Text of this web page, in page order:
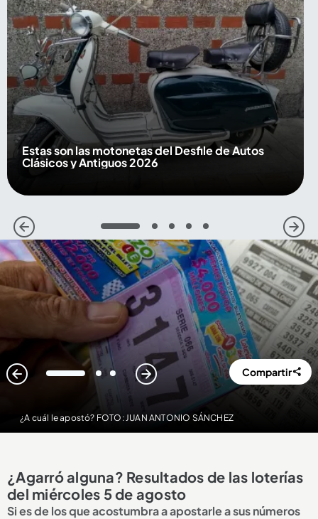
Estas son las motonetas del Desfile de Autos
Clásicos y Antiguos 2026
1 2 3 4 5
¿A cuál le apostó? FOTO: JUAN ANTONIO SÁNCHEZ
1 2 3 Compartir
¿Agarró alguna? Resultados de las loterías
del miércoles 5 de agosto
Si es de los que acostumbra a apostarle a sus números